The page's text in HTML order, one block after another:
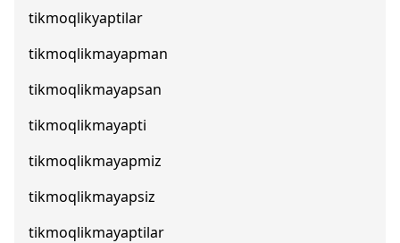
tikmoqlikyaptilar
tikmoqlikmayapman
tikmoqlikmayapsan
tikmoqlikmayapti
tikmoqlikmayapmiz
tikmoqlikmayapsiz
tikmoqlikmayaptilar